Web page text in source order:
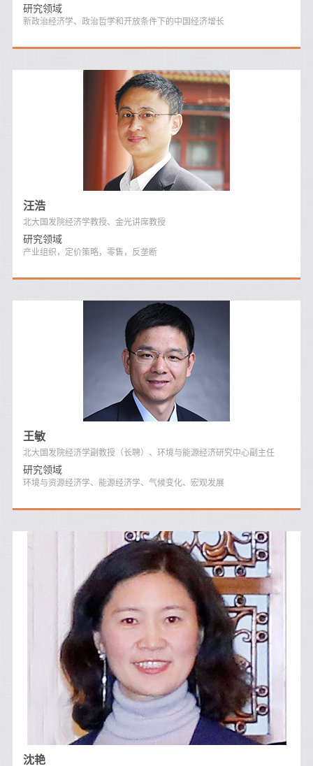
研究领域
新政治经济学、政治哲学和开放条件下的中国经济增长
汪浩
北大国发院经济学教授、金光讲席教授
研究领域
产业组织，定价策略，零售，反垄断
王敏
北大国发院经济学副教授（长聘）、环境与能源经济研究中心副主任
研究领域
环境与资源经济学、能源经济学、气候变化、宏观发展
沈艳